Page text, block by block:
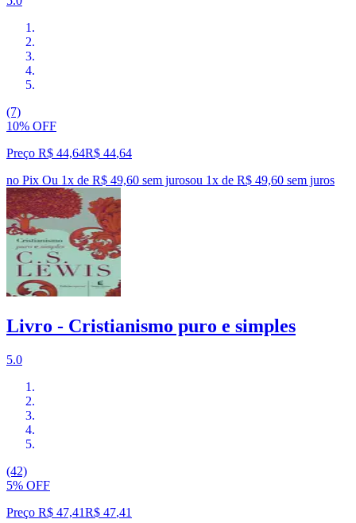
(7)
10% OFF
Preço R$ 44,64R$ 44,64
no Pix Ou 1x de R$ 49,60 sem jurosou 1x de R$ 49,60 sem juros
Livro - Cristianismo puro e simples
5.0
(42)
5% OFF
Preço R$ 47,41R$ 47,41